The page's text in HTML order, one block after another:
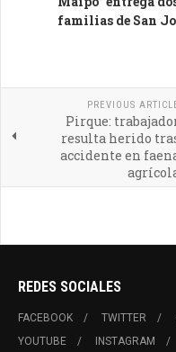
familias de San
PREVIOUS
Pirque:
resulta herido
accidente en
REDES SOCIALES
FACEBOOK TWITTER
YOUTUBE
INSTAGRAM